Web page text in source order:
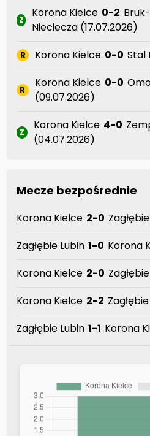
Z
Korona Kielce 0-2
Nieciecza (17.07.2026)
R Korona Kielce 0-0 Stal
R
Korona Kielce 0-0
(09.07.2026)
Z
Korona Kielce 4-0
(04.07.2026)
Mecze bezpośrednie
Korona Kielce 2-0
Zagłębie Lubin 1-0 Korona
Korona Kielce 2-0
Korona Kielce 2-2
Zagłębie Lubin 1-1 Korona